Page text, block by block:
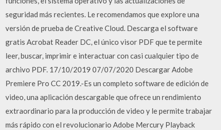
seguridad más recientes. Le recomendamos que explore una
versión de prueba de Creative Cloud. Descarga el software
gratis Acrobat Reader DC, el único visor PDF que te permite
leer, buscar, imprimir e interactuar con casi cualquier tipo de
archivo PDF. 17/10/2019 07/07/2020 Descargar Adobe
Premiere Pro CC 2019.-Es un completo software de edición de
video, una aplicación descargable que ofrece un rendimiento
extraordinario para la producción de video y le permite trabajar
más rápido con el revolucionario Adobe Mercury Playback